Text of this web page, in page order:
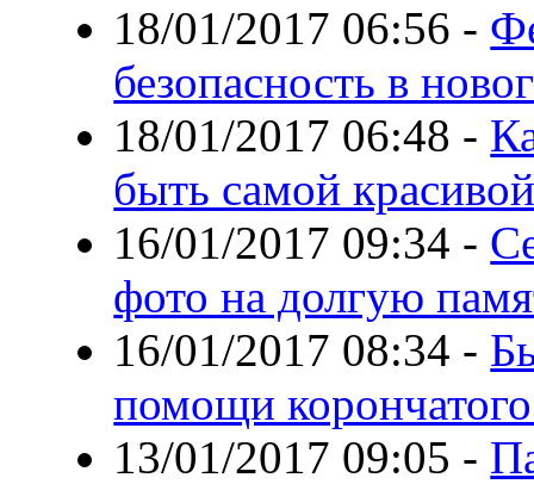
18/01/2017 06:56 -
безопасность в
18/01/2017 06:48 -
быть самой
16/01/2017 09:34 -
фото на долгую
16/01/2017 08:34 -
помощи корончатого
13/01/2017 09:05 -